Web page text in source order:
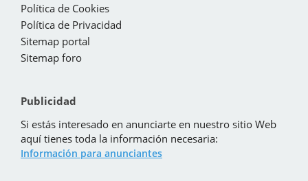
Política de Cookies
Política de Privacidad
Sitemap portal
Sitemap foro
Publicidad
Si estás interesado en anunciarte en nuestro sitio Web
aquí tienes toda la información necesaria:
Información para anunciantes